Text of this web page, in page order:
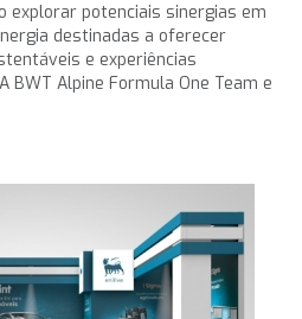
explorar potenciais sinergias em
destinadas a oferecer
e experiências
BWT Alpine Formula One Team e